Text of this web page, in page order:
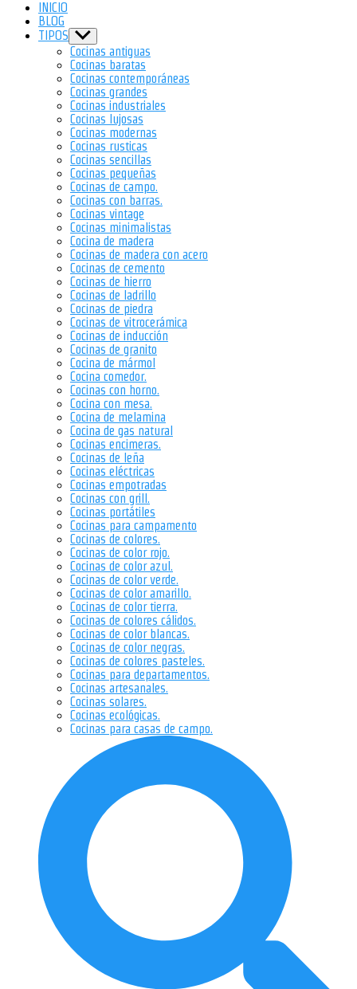
INICIO
BLOG
TIPOS Show
sub
menu
Cocinas antiguas
Cocinas baratas
Cocinas contemporáneas
Cocinas grandes
Cocinas industriales
Cocinas lujosas
Cocinas modernas
Cocinas rusticas
Cocinas sencillas
Cocinas pequeñas
Cocinas de campo.
Cocinas con barras.
Cocinas vintage
Cocinas minimalistas
Cocina de madera
Cocinas de madera con acero
Cocinas de cemento
Cocinas de hierro
Cocinas de ladrillo
Cocinas de piedra
Cocinas de vitrocerámica
Cocinas de inducción
Cocinas de granito
Cocina de mármol
Cocina comedor.
Cocinas con horno.
Cocina con mesa.
Cocina de melamina
Cocina de gas natural
Cocinas encimeras.
Cocinas de leña
Cocinas eléctricas
Cocinas empotradas
Cocinas con grill.
Cocinas portátiles
Cocinas para campamento
Cocinas de colores.
Cocinas de color rojo.
Cocinas de color azul.
Cocinas de color verde.
Cocinas de color amarillo.
Cocinas de color tierra.
Cocinas de colores cálidos.
Cocinas de color blancas.
Cocinas de color negras.
Cocinas de colores pasteles.
Cocinas para departamentos.
Cocinas artesanales.
Cocinas solares.
Cocinas ecológicas.
Cocinas para casas de campo.